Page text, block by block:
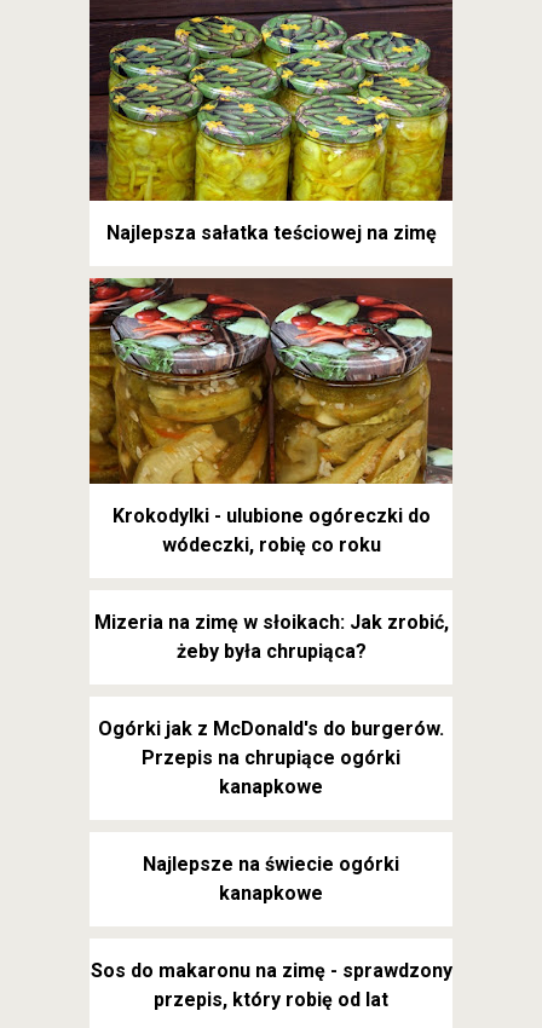
Najlepsza sałatka teściowej na zimę
Krokodylki - ulubione ogóreczki do
wódeczki, robię co roku
Mizeria na zimę w słoikach: Jak zrobić,
żeby była chrupiąca?
Ogórki jak z McDonald's do burgerów.
Przepis na chrupiące ogórki
kanapkowe